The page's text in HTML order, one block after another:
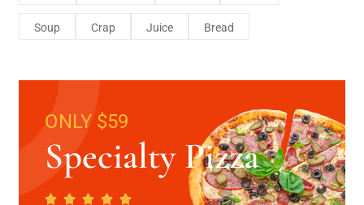
Soup Crap Juice Bread
ONLY $59
Specialty Pizza